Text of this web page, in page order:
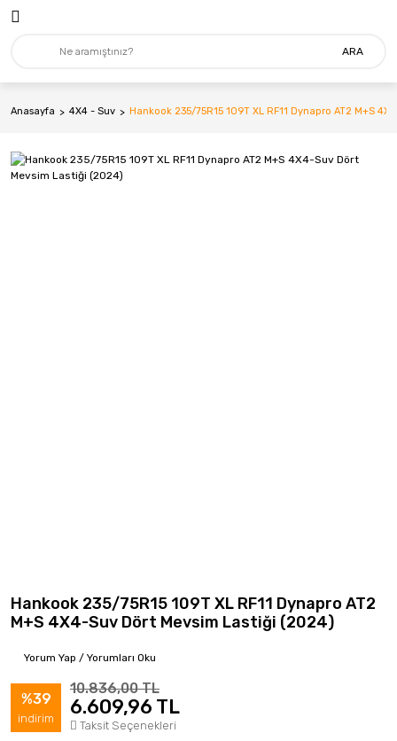
ARA
Anasayfa 4X4 - Suv Hankook 235/75R15 109T XL RF11 Dynapro AT2 M+S
Hankook 235/75R15 109T XL RF11 Dynapro AT2
M+S 4X4-Suv Dört Mevsim Lastiği (2024)
Yorum Yap / Yorumları Oku
%39
indirim
10.836,00 TL
6.609,96 TL
Taksit Seçenekleri